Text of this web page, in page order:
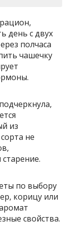
день с двух
полчаса
чашечку
из
не
по выбору
корицу или
свойства.